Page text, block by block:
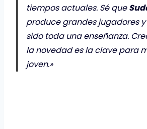
tiempos actuales. Sé que
produce grandes jugadores
sido toda una enseñanza.
la novedad es la clave para
joven.»